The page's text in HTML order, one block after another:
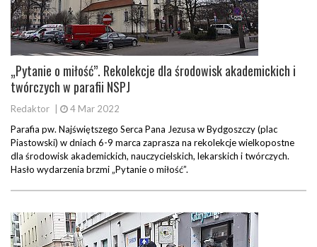
„Pytanie o miłość”. Rekolekcje dla środowisk akademickich i
twórczych w parafii NSPJ
Redaktor
4 Mar 2022
Parafia pw. Najświętszego Serca Pana Jezusa w Bydgoszczy (plac
Piastowski) w dniach 6-9 marca zaprasza na rekolekcje wielkopostne
dla środowisk akademickich, nauczycielskich, lekarskich i twórczych.
Hasło wydarzenia brzmi „Pytanie o miłość”.